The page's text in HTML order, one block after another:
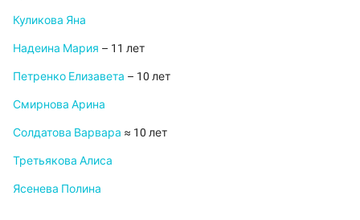
Куликова Яна
Надеина Мария – 11 лет
Петренко Елизавета – 10 лет
Смирнова Арина
Солдатова Варвара ≈ 10 лет
Третьякова Алиса
Ясенева Полина